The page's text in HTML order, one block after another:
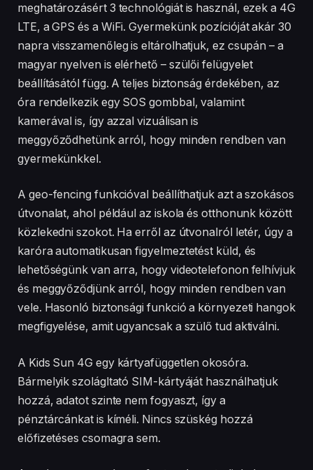
meghatározásért 3 technológiát is használ, ezek a 4G
LTE, a GPS és a WiFi. Gyermekünk pozícióját akár 30
napra visszamenőleg is eltárolhatjuk, ez csupán – a
magyar nyelven is elérhető – szülői felügyelet
beállításától függ. A teljes biztonság érdekében, az
óra rendelkezik egy SOS gombbal, valamint
kamerával is, így azzal vizuálisan is
meggyőződhetünk arról, hogy minden rendben van
gyermekünkkel.
A geo-fencing funkcióval beállíthatjuk azt a szokásos
útvonalat, ahol például az iskola és otthonunk között
közlekedni szokot. Ha erről az útvonalról letér, úgy a
karóra automatikusan figyelmeztetést küld, és
lehetőségünk van arra, hogy videotelefonon felhívjuk
és meggyőződjünk arról, hogy minden rendben van
vele. Hasonló biztonsági funkció a környezeti hangok
megfigyelése, amit ugyancsak a szülő tud aktiválni.
A Kids Sun 4G egy kártyafüggetlen okosóra.
Bármelyik szolágltató SIM-kártyáját használhatjuk
hozzá, adatot szinte nem fogyaszt, így a
pénztárcánkat is kíméli. Nincs szüskég hozzá
előfizetéses csomagra sem.